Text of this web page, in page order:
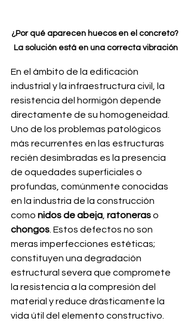
¿Por qué aparecen huecos en el concreto?
La solución está en una correcta vibración
En el ámbito de la edificación
industrial y la infraestructura civil, la
resistencia del hormigón depende
directamente de su homogeneidad.
Uno de los problemas patológicos
más recurrentes en las estructuras
recién desimbradas es la presencia
de oquedades superficiales o
profundas, comúnmente conocidas
en la industria de la construcción
como nidos de abeja ratoneras o
chongos . Estos defectos no son
meras imperfecciones estéticas;
constituyen una degradación
estructural severa que compromete
la resistencia a la compresión del
material y reduce drásticamente la
vida útil del elemento constructivo.